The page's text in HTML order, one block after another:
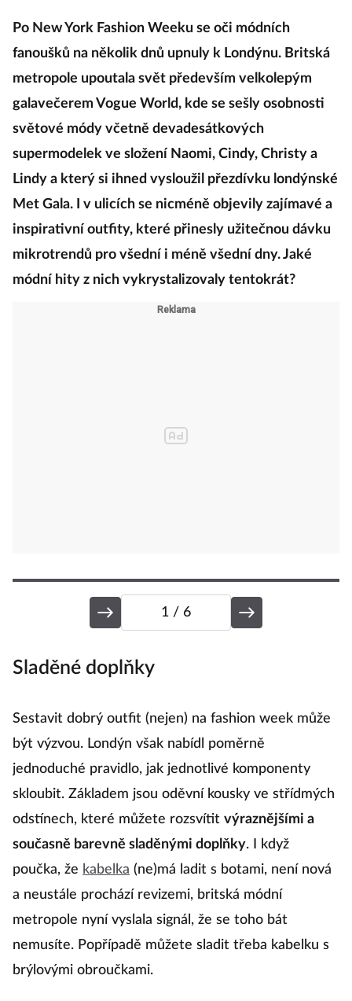
Po New York Fashion Weeku se oči módních
fanoušků na několik dnů upnuly k Londýnu. Britská
metropole upoutala svět především velkolepým
galavečerem Vogue World, kde se sešly osobnosti
světové módy včetně devadesátkových
supermodelek ve složení Naomi, Cindy, Christy a
Lindy a který si ihned vysloužil přezdívku londýnské
Met Gala. I v ulicích se nicméně objevily zajímavé a
inspirativní outfity, které přinesly užitečnou dávku
mikrotrendů pro všední i méně všední dny. Jaké
módní hity z nich vykrystalizovaly tentokrát?
1 / 6
Sladěné doplňky
Sestavit dobrý outfit (nejen) na fashion week může
být výzvou. Londýn však nabídl poměrně
jednoduché pravidlo, jak jednotlivé komponenty
skloubit. Základem jsou oděvní kousky ve střídmých
odstínech, které můžete rozsvítit výraznějšími a
současně barevně sladěnými doplňky. I když
poučka, že kabelka (ne)má ladit s botami, není nová
a neustále prochází revizemi, britská módní
metropole nyní vyslala signál, že se toho bát
nemusíte. Popřípadě můžete sladit třeba kabelku s
brýlovými obroučkami.